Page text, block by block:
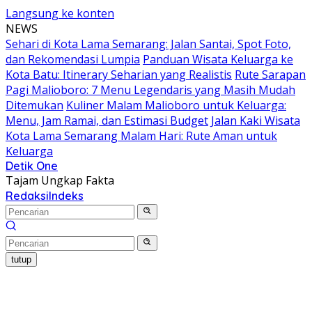
Langsung ke konten
NEWS
Sehari di Kota Lama Semarang: Jalan Santai, Spot Foto,
dan Rekomendasi Lumpia Panduan Wisata Keluarga ke
Kota Batu: Itinerary Seharian yang Realistis Rute Sarapan
Pagi Malioboro: 7 Menu Legendaris yang Masih Mudah
Ditemukan Kuliner Malam Malioboro untuk Keluarga:
Menu, Jam Ramai, dan Estimasi Budget Jalan Kaki Wisata
Kota Lama Semarang Malam Hari: Rute Aman untuk
Keluarga
Detik One
Tajam Ungkap Fakta
RedaksiIndeks
tutup